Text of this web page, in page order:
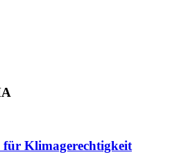
Klimagerechtigkeit